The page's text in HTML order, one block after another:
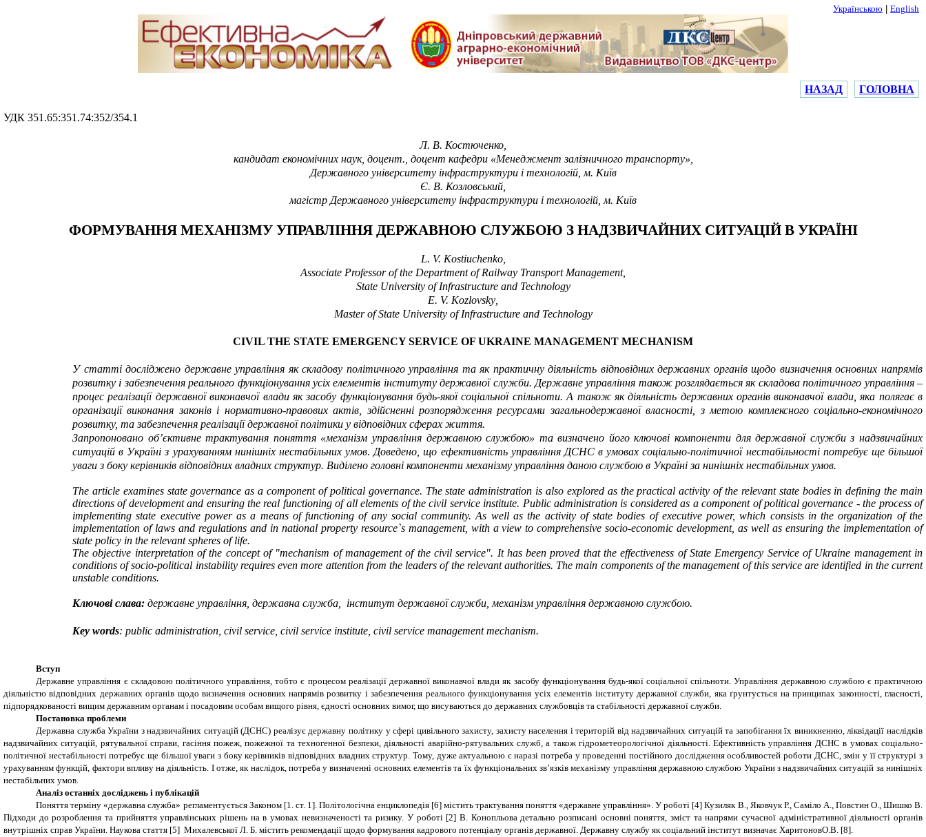
Українською English
НАЗАД ГОЛОВНА
УДК 351.65:351.74:352/354.1
Л. В. Костюченко,
кандидат економічних наук, доцент., доцент кафедри «Менеджмент залізничного транспорту»,
Державного університету інфраструктури і технологій, м. Київ
Є. В. Козловський,
магістр Державного університету інфраструктури і технологій, м. Київ
ФОРМУВАННЯ МЕХАНІЗМУ УПРАВЛІННЯ ДЕРЖАВНОЮ СЛУЖБОЮ З НАДЗВИЧАЙНИХ СИТУАЦІЙ В УКРАЇНІ
L. V. Kostiuchenko,
Associate Professor of the Department of Railway Transport Management,
State University of Infrastructure and Technology
E. V. Kozlovsky,
Master of State University of Infrastructure and Technology
CIVIL THE STATE EMERGENCY SERVICE OF UKRAINE MANAGEMENT MECHANISM
У статті досліджено державне управління як складову політичного управління та як практичну діяльність відповідних державних органів щодо визначення основних напрямів
розвитку і забезпечення реального функціонування усіх елементів інституту державної служби.Державне управління також розглядається як складова політичного управління –
процес реалізації державної виконавчої влади як засобу функціонування будь-якої соціальної спільноти. А також як діяльність державних органів виконавчої влади, яка полягає в
організації виконання законів і нормативно-правових актів, здійсненні розпорядження ресурсами загальнодержавної власності, з метою комплексного соціально-економічного
розвитку, та забезпечення реалізації державної політики у відповідних сферах життя.
Запропоновано об’єктивне трактування поняття «механізм управління державною службою» та визначено йогоключовікомпоненти для державної служби з надзвичайних
ситуацій в Україні з урахуванням нинішніх нестабільних умов.Доведено, що ефективність управління ДСНС в умовах соціально-політичної нестабільності потребує ще більшої
уваги з боку керівників відповідних владних структур. Виділено головні компоненти механізму управління даною службою в Україні за нинішніх нестабільних умов.
The article examines state governance as a component of political governance. The state administration is also explored as the practical activity of the relevant state bodies in defining the main
directions of development and ensuring the real functioning of all elements of the civil service institute. Public administration is considered as a component of political governance - the process of
implementing state executive power as a means of functioning of any social community. As well as the activity of state bodies of executive power, which consists in the organization of the
implementation of laws and regulations and in national property resource`s management, with a view to comprehensive socio-economic development, as well as ensuring the implementation of
state policy in the relevant spheres of life.
The objective interpretation of the concept of "mechanism of management of the civil service". It has been proved that the effectiveness ofState Emergency Service of Ukraine management in
conditions of socio-political instability requires even more attention from the leaders of the relevant authorities. The main components of the management of this service are identified in the current
unstable conditions.
Ключові слава: державне управління, державна служба, інститут державної служби,механізм управління державною службою.
Key words: public administration, civil service, civil service institute, civil service management mechanism.
Вступ
Державне управління є складовою політичного управління, тобто є процесом реалізації державної виконавчої влади як засобу функціонування будь-якої соціальної спільноти.Управління державною службою є практичною
діяльністю відповідних державних органів щодо визначення основних напрямів розвитку і забезпечення реального функціонування усіх елементів інституту державної служби, яка ґрунтується на принципах законності, гласності,
підпорядкованості вищим державним органам і посадовим особам вищого рівня, єдності основних вимог, що висуваються до державних службовців та стабільності державної служби.
Постановка проблеми
Державна служба України з надзвичайних ситуацій (ДСНС) реалізує державну політику у сфері цивільного захисту, захисту населення і територій від надзвичайних ситуацій та запобігання їх виникненню, ліквідації наслідків
надзвичайних ситуацій, рятувальної справи, гасіння пожеж, пожежної та техногенної безпеки, діяльності аварійно-рятувальних служб, а також гідрометеорологічної діяльності. Ефективність управління ДСНС в умовах соціально-
політичної нестабільності потребує ще більшої уваги з боку керівників відповідних владних структур. Тому, дуже актуальною єнаразі потреба у проведенні постійного дослідження особливостей роботи ДСНС, змін у її структурі з
урахуванням функцій, фактори впливу на діяльність. І отже, як наслідок, потреба у визначенні основних елементів та їх функціональних зв’язків механізму управління державною службою України з надзвичайних ситуацій за нинішніх
нестабільних умов.
Аналіз останніх досліджень і публікацій
Поняття терміну «державна служба» регламентується Законом [1. ст. 1].Політологічна енциклопедія [6] містить трактуванняпоняття «державне управління». У роботі [4] Кузиляк В., Яковчук Р., Саміло А., Повстин О., Шишко В.
Підходи до розроблення та прийняття управлінських рішень на в умовах невизначеності та ризику. У роботі [2] В. Конопльова детально розписані основні поняття, зміст та напрями сучасної адміністративної діяльності органів
внутрішніх справ України. Наукова стаття [5] Михалевської Л. Б. містить рекомендації щодо формування кадрового потенціалу органів державної. Державну службу як соціальний інститут визначає ХаритоновО.В. [8].